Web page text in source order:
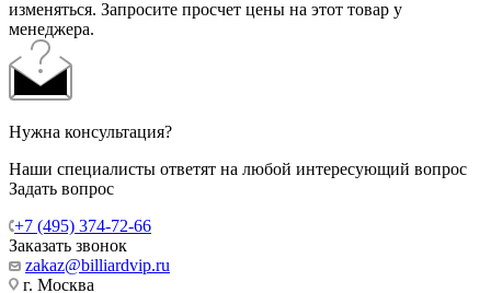
изменяться. Запросите просчет цены на этот товар у
менеджера.
Нужна консультация?
Наши специалисты ответят на любой интересующий вопрос
Задать вопрос
+7 (495) 374-72-66
Заказать звонок
zakaz@billiardvip.ru
г. Москва